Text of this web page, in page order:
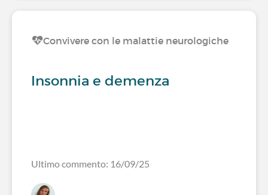
Convivere con le malattie neurologiche
Insonnia e demenza
Ultimo commento: 16/09/25